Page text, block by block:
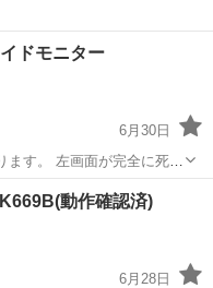
ドモニター
6月30日
す。 左画面が完全に死ん
応使える状況です。 ジャ
OPTIX 動作確認済)
6月28日